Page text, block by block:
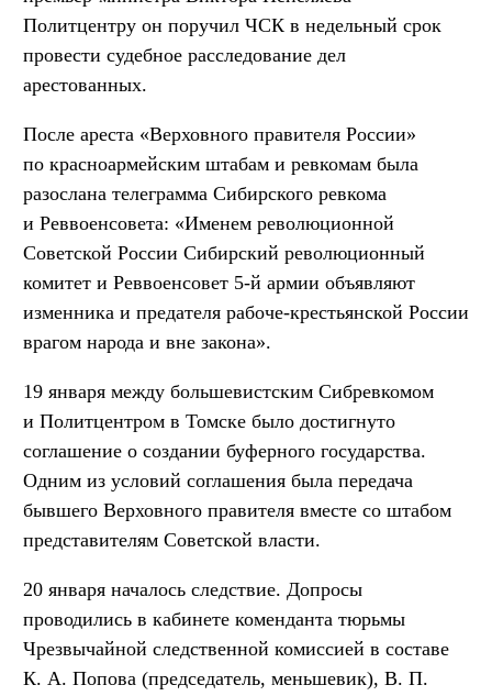
Политцентру он поручил ЧСК в недельный срок
провести судебное расследование дел
арестованных.
После ареста «Верховного правителя России»
по красноармейским штабам и ревкомам была
разослана телеграмма Сибирского ревкома
и Реввоенсовета: «Именем революционной
Советской России Сибирский революционный
комитет и Реввоенсовет 5-й армии объявляют
изменника и предателя рабоче-крестьянской России
врагом народа и вне закона».
19 января между большевистским Сибревкомом
и Политцентром в Томске было достигнуто
соглашение о создании буферного государства.
Одним из условий соглашения была передача
бывшего Верховного правителя вместе со штабом
представителям Советской власти.
20 января началось следствие. Допросы
проводились в кабинете коменданта тюрьмы
Чрезвычайной следственной комиссией в составе
К. А. Попова (председатель, меньшевик), В. П.